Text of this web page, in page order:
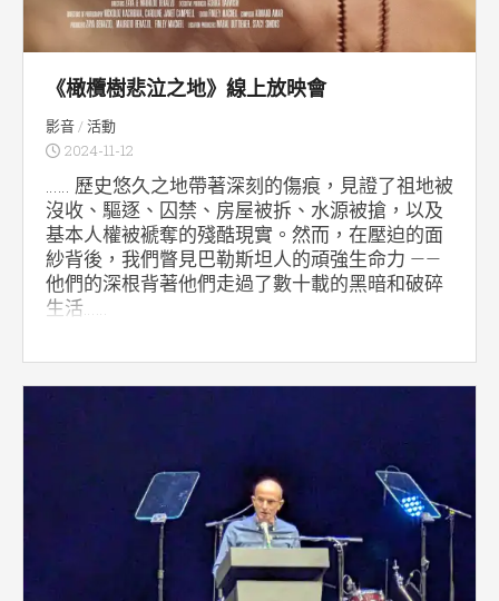
《橄欖樹悲泣之地》線上放映會
影音/活動
2024-11-12
…… 歷史悠久之地帶著深刻的傷痕，見證了祖地被
沒收、驅逐、囚禁、房屋被拆、水源被搶，以及
基本人權被褫奪的殘酷現實。然而，在壓迫的面
紗背後，我們瞥見巴勒斯坦人的頑強生命力 ——
他們的深根背著他們走過了數十載的黑暗和破碎
生活……